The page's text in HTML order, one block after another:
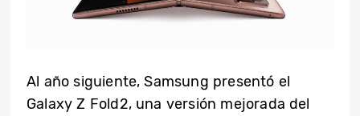
Al año siguiente, Samsung presentó el
Galaxy Z Fold2, una versión mejorada del